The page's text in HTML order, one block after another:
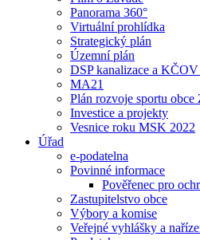
Panorama 360°
Virtuální prohlídka
Strategický plán
Územní plán
DSP kanalizace a KČOV
MA21
Plán rozvoje sportu obce
Investice a projekty
Vesnice roku MSK 2022
Úřad
e-podatelna
Povinné informace
Pověřenec pro
Zastupitelstvo obce
Výbory a komise
Veřejné vyhlášky a